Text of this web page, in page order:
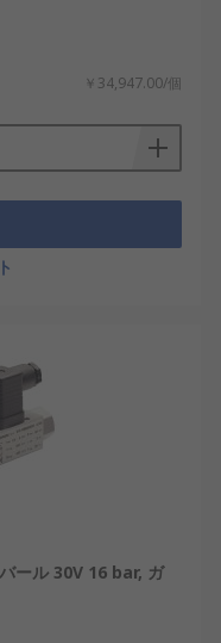
￥34,947.00/個
ール 30V 16 bar, ガ